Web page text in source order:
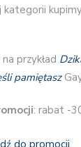
przykład
pamiętasz
: rabat -
do promocji